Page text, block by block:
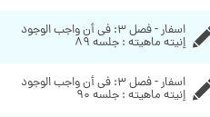
إنيته ماهيته : جلسه ۸۹
إنيته ماهيته : جلسه ۹۰